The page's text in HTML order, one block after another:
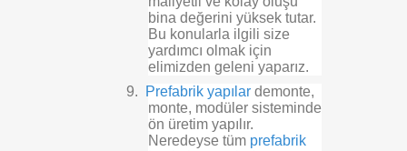
bina değerini yüksek tutar.
Bu konularla ilgili size
yardımcı olmak için
elimizden geleni yaparız.
9.
Prefabrik yapılardemonte,
monte, modüler sisteminde
ön üretim yapılır.
Neredeyse tüm prefabrik